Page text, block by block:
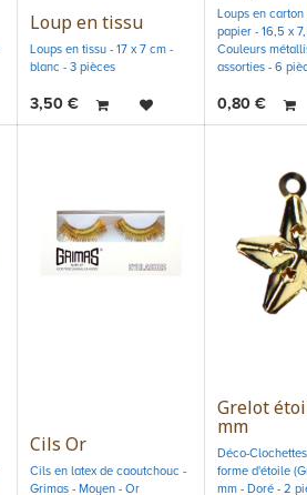
Loup en tissu
Loups en tissu - 17 x 7 cm -
blanc - 3 pièces
3,50€
Loups en carton
papier - 16,5 x
Couleurs
assorties - 6
0,80€
Cils Or
Cils en latex de caoutchouc -
Grimas - Moyen - Or
Grelot
mm
Déco-
forme d'étoile
mm - Doré - 2